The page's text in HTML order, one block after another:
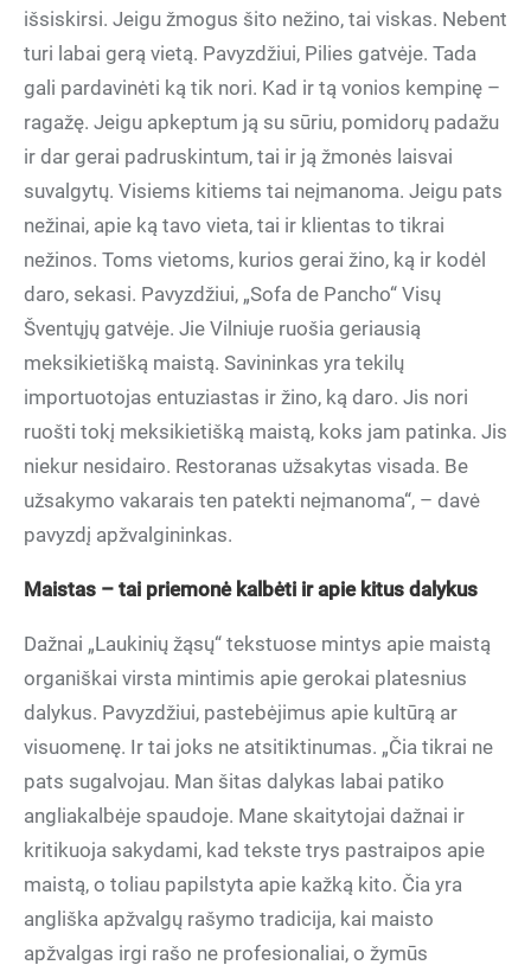
išsiskirsi. Jeigu žmogus šito nežino, tai viskas. Nebent
turi labai gerą vietą. Pavyzdžiui, Pilies gatvėje. Tada
gali pardavinėti ką tik nori. Kad ir tą vonios kempinę –
ragažę. Jeigu apkeptum ją su sūriu, pomidorų padažu
ir dar gerai padruskintum, tai ir ją žmonės laisvai
suvalgytų. Visiems kitiems tai neįmanoma. Jeigu pats
nežinai, apie ką tavo vieta, tai ir klientas to tikrai
nežinos. Toms vietoms, kurios gerai žino, ką ir kodėl
daro, sekasi. Pavyzdžiui, „Sofa de Pancho“ Visų
Šventųjų gatvėje. Jie Vilniuje ruošia geriausią
meksikietišką maistą. Savininkas yra tekilų
importuotojas entuziastas ir žino, ką daro. Jis nori
ruošti tokį meksikietišką maistą, koks jam patinka. Jis
niekur nesidairo. Restoranas užsakytas visada. Be
užsakymo vakarais ten patekti neįmanoma“, – davė
pavyzdį apžvalgininkas.
Maistas – tai priemonė kalbėti ir apie kitus dalykus
Dažnai „Laukinių žąsų“ tekstuose mintys apie maistą
organiškai virsta mintimis apie gerokai platesnius
dalykus. Pavyzdžiui, pastebėjimus apie kultūrą ar
visuomenę. Ir tai joks ne atsitiktinumas. „Čia tikrai ne
pats sugalvojau. Man šitas dalykas labai patiko
angliakalbėje spaudoje. Mane skaitytojai dažnai ir
kritikuoja sakydami, kad tekste trys pastraipos apie
maistą, o toliau papilstyta apie kažką kito. Čia yra
angliška apžvalgų rašymo tradicija, kai maisto
apžvalgas irgi rašo ne profesionaliai, o žymūs